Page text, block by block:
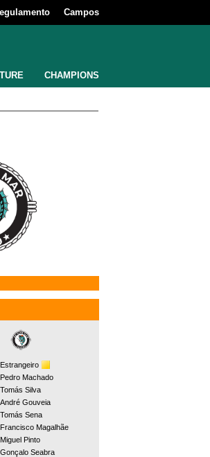
Campos
CHAMPIONS
Estrangeiro
Pedro Machado
Tomás Silva
André Gouveia
Tomás Sena
Francisco Magalhãe
Miguel Pinto
Gonçalo Seabra